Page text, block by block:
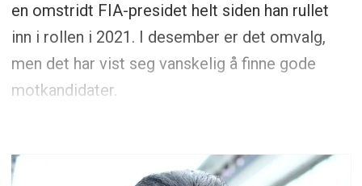
en omstridt FIA-presidet helt siden han rullet
inn i rollen i 2021. I desember er det omvalg,
men det har vist seg vanskelig å finne gode
motkandidater.